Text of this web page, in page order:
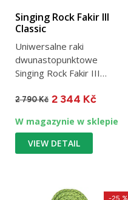
Singing Rock Fakir III
Classic
Uniwersalne raki
dwunastopunktowe
Singing Rock Fakir III
wspinaczki...
2 790 Kč 2 344 Kč
W magazynie w sklepie
VIEW DETAIL
-25 %